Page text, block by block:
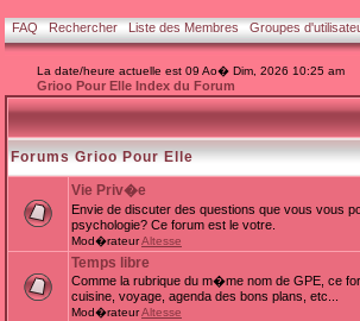
FAQ Rechercher Liste des Membres Groupes
La date/heure actuelle est 09 Ao� Dim, 2026 10:25 am
Grioo Pour Elle Index du Forum
Forums Grioo Pour Elle
Vie Priv�e
Envie de discuter des questions que vous vous
psychologie? Ce forum est le votre.
Mod�rateurAltesse
Temps libre
Comme la rubrique du m�me nom de GPE,
cuisine, voyage, agenda des bons plans, etc...
Mod�rateurAltesse